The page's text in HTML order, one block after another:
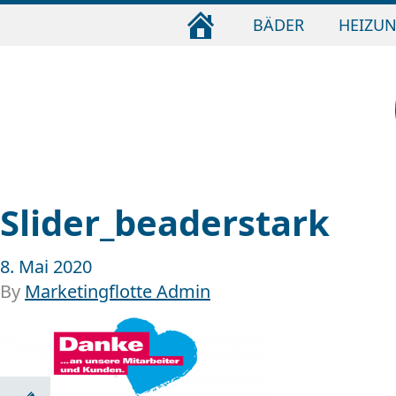
STARTSEITE
BÄDER
Slider_beaderstark
8. Mai 2020
By Marketingflotte Admin